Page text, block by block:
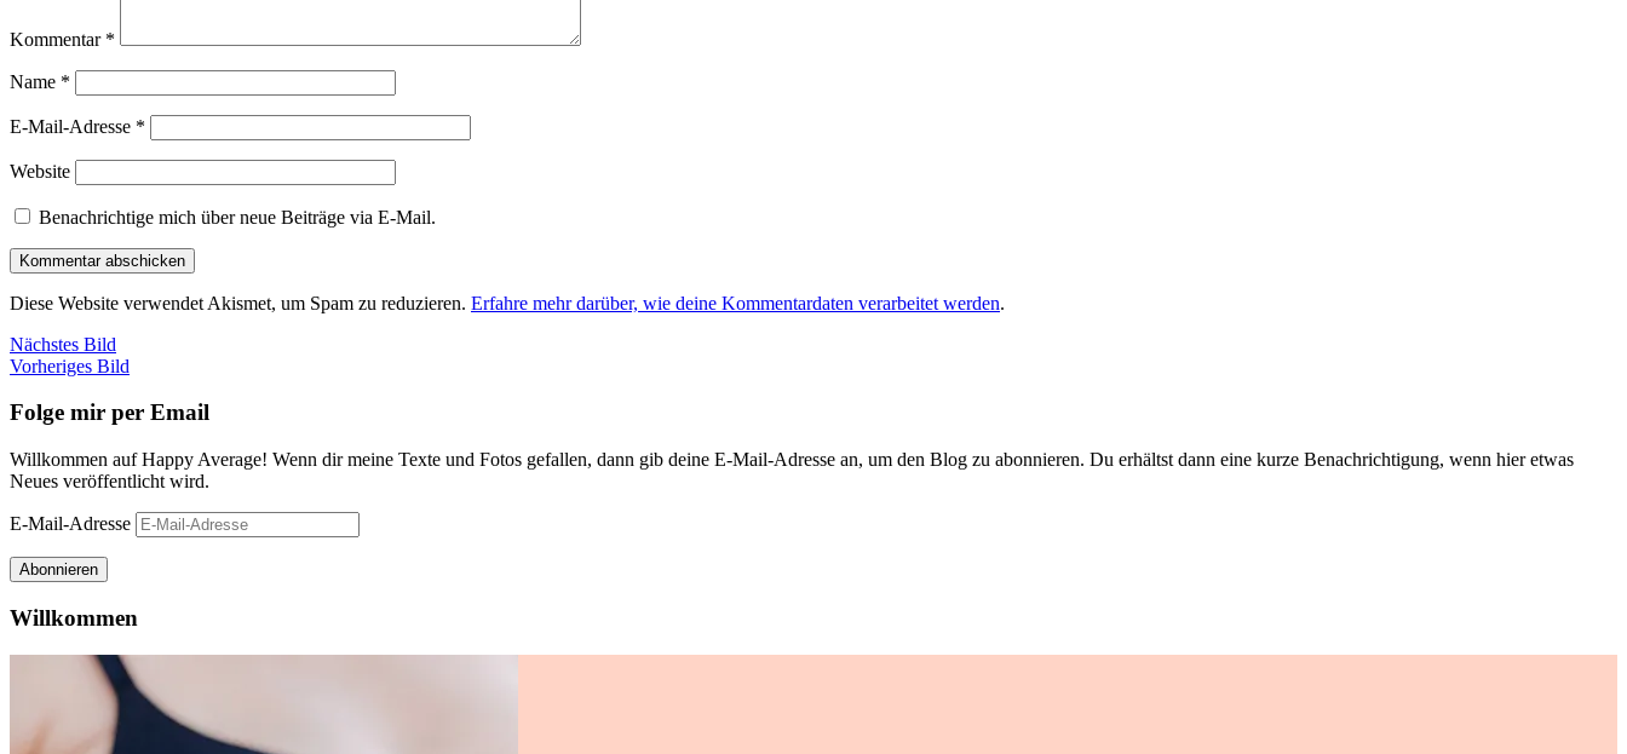
Kommentar *
Name *
E-Mail-Adresse *
Website
Benachrichtige mich über neue Beiträge via E-Mail.
Diese Website verwendet Akismet, um Spam zu reduzieren. Erfahre mehr darüber, wie deine Kommentardaten verarbeitet werden.
Nächstes Bild
Vorheriges Bild
Folge mir per Email
Willkommen auf Happy Average! Wenn dir meine Texte und Fotos gefallen, dann gib deine E-Mail-Adresse an, um den Blog zu abonnieren. Du erhältst dann eine kurze Benachrichtigung, wenn hier etwas
Neues veröffentlicht wird.
E-Mail-Adresse
Abonnieren
Willkommen